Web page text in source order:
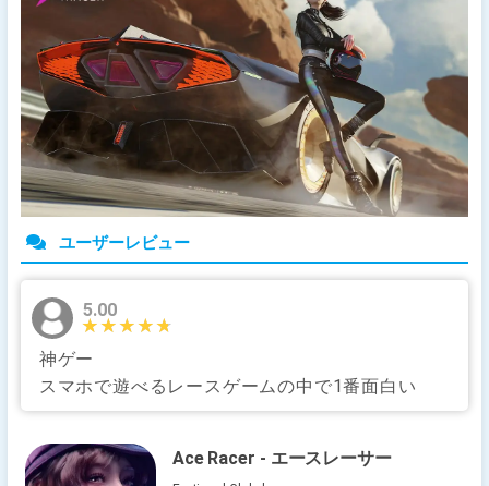
ユーザーレビュー
5.00
★★★★★
★★★★★
神ゲー
スマホで遊べるレースゲームの中で1番面白い
Ace Racer - エースレーサー